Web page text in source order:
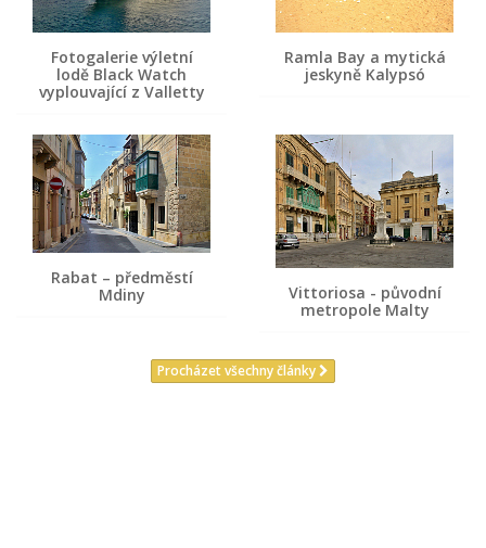
Fotogalerie výletní
lodě Black Watch
vyplouvající z Valletty
Ramla Bay a mytická
jeskyně Kalypsó
Rabat – předměstí
Mdiny
Vittoriosa - původní
metropole Malty
Procházet všechny články